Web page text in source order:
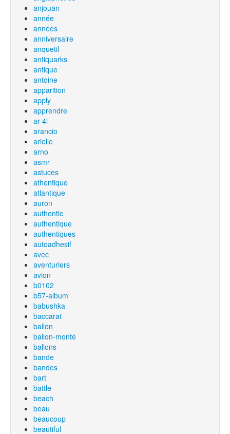
anjouan
année
années
anniversaire
anquetil
antiquarks
antique
antoine
apparition
apply
apprendre
ar-4l
arancio
arielle
arno
asmr
astuces
athentique
atlantique
auron
authentic
authentique
authentiques
autoadhesif
avec
aventuriers
avion
b0102
b57-album
babushka
baccarat
ballon
ballon-monté
ballons
bande
bandes
bart
battle
beach
beau
beaucoup
beautiful